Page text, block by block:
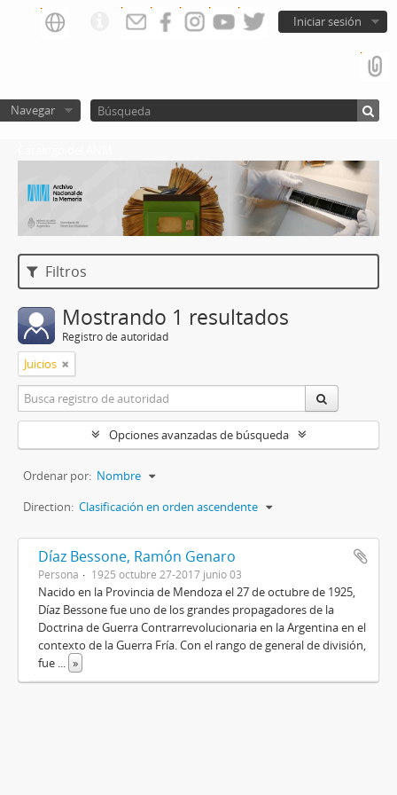
Iniciar sesión
Navegar
Filtros
Mostrando 1 resultados
Registro de autoridad
Juicios
Opciones avanzadas de búsqueda
Ordenar por: Nombre
Direction: Clasificación en orden ascendente
Díaz Bessone, Ramón Genaro
Persona 1925 octubre 27-2017 junio 03
Nacido en la Provincia de Mendoza el 27 de octubre de 1925,
Díaz Bessone fue uno de los grandes propagadores de la
Doctrina de Guerra Contrarrevolucionaria en la Argentina en el
contexto de la Guerra Fría. Con el rango de general de división,
fue ... »